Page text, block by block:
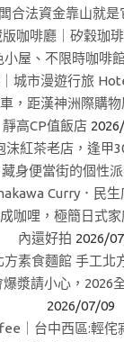
合法資金靠山就是
咖啡廳｜矽穀珈
小屋、不限時咖啡
城市漫遊行旅
，距漢神洲際購
靜高CP值飯店
沫紅茶老店，逢甲
身便當街的個性
Curry．民
咖哩，極簡日式
內還好拍 2026/
方素食麵館 手工北
爆漿請小心，2026
2026/07/09
｜台中西區:輕侘